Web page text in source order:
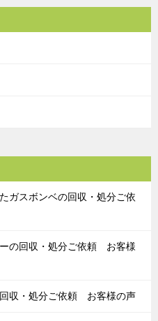
ガスボンベの回収・処分ご依
ーの回収・処分ご依頼 お客様
回収・処分ご依頼 お客様の声